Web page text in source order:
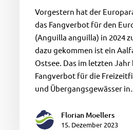
Vorgestern hat der
das Fangverbot für den
(Anguilla anguilla) in 2024
dazu gekommen ist ein
Ostsee. Das im letzten Jahr
Fangverbot für die
und Übergangsgewässer
Florian Moellers
15. Dezember 2023